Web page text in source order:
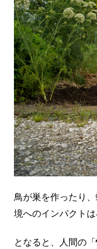
鳥が巣を作ったり
境へのインパクト
となると、人間の「